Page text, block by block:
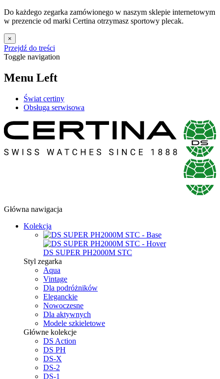
Do każdego zegarka zamówionego w naszym sklepie internetowym
w prezencie od marki Certina otrzymasz sportowy plecak.
×
Przejdź do treści
Toggle navigation
Menu Left
Świat certiny
Obsługa serwisowa
Główna nawigacja
Kolekcja
DS SUPER PH2000M STC
Styl zegarka
Aqua
Vintage
Dla podróżników
Eleganckie
Nowoczesne
Dla aktywnych
Modele szkieletowe
Główne kolekcje
DS Action
DS PH
DS-X
DS-2
DS-1